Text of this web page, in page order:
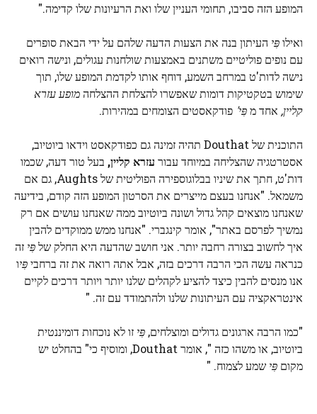
המופע הזה סביבו, תחומי העניין שלו ואת הרעיונות שלו קדימה."
ואילופִּי העיתון בנה את הצעות הדעה שלהם על ידי הבאת סופרים
עם נופים פוליטיים משתנים באמצעות שולחנות עגולים, ונישה רואים
נישה לדות'ט במרחב השמע, דוחף אותו לקדמת המופע שלו, תוך
שימוש בטקטיקות דומות שאפשרו להצלחת ההצלחהמופע עזרא
קליין, אחד מפִּי' פודקאסטים הצומחים במהירות.
התוכנית של Douthat תהיה זמינה גם כפודקאסט וידאו ביוטיוב,
אסטרטגיה שהצליחה במיוחד עבור עזרא קליין, בעל טור דעה, שכמו
דות'ט, חתך את שיניו בבלוגוספירה הפוליטית של Aughts, גם אם
משמאל. "אנחנו בעצם מייצרים את הסרטון המופע הזה קודם, בידיעה
שאנחנו מוצאים קהל גדול ושונה ביוטיוב ממה שאנחנו עושים אם רק
נמשיך לפרסם באתר", אומר קינגברי. "אנחנו ממש ממוקדים להבין
איך לחשוב בצורה רחבה יותר. אני חושב שהדעה היא החלק שלפִּי זה
כנראה עשה הכי הרבה דרכים בזה, אבל אתה רואה את זה ברחביפִּיו
אנו מנסים להבין כיצד להציע לקהלים שלנו יותר ויותר דרכים לקיים
אינטראקציה עם העיתונות שלנו ולהתמודד עם זה. "
"כמו הרבה ארגונים גדולים ומוצלחים, פִּי זו לא נוכחות דומיננטית
ביוטיוב, או משהו כזה ", אומר Douthat, ומוסיף כי" בהחלט יש
מקום פִּי שמע לצמוח. "